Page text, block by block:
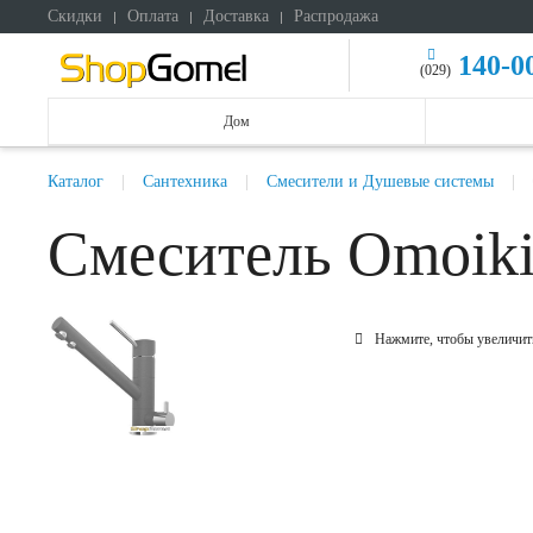
Скидки Оплата Доставка Распродажа
(029) 140-
Дом
Каталог Сантехника Смесители и Душевые системы
Смеситель
Нажмите, чтобы